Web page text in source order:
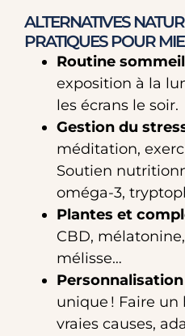
ALTERNATIVES
PRATIQUES POUR
Routine sommeil
exposition à la
les écrans le soir.
Gestion du
méditation,
Soutien
oméga-3,
Plantes et
CBD,
mélisse…
Personnalisation
unique ! Faire
vraies causes,